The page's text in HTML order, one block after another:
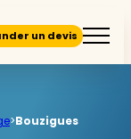
un devis
>Bouzigues